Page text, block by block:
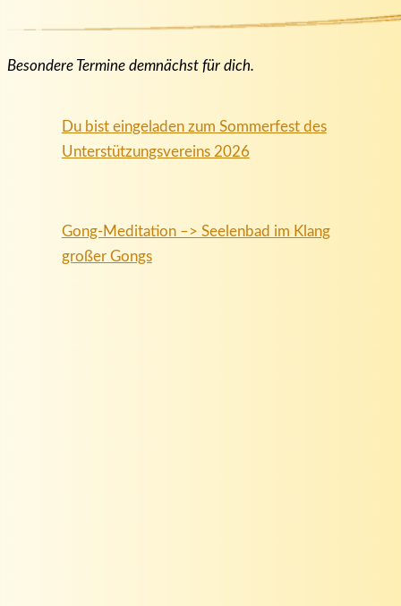
Besondere Termine demnächst für dich.
Du bist eingeladen zum Sommerfest des
Unterstützungsvereins 2026
Gong-Meditation –> Seelenbad im Klang
großer Gongs